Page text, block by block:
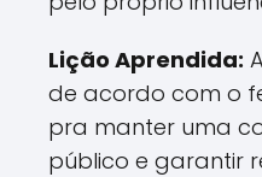
Lição Aprendida:
de acordo com o
pra manter uma
público e garantir